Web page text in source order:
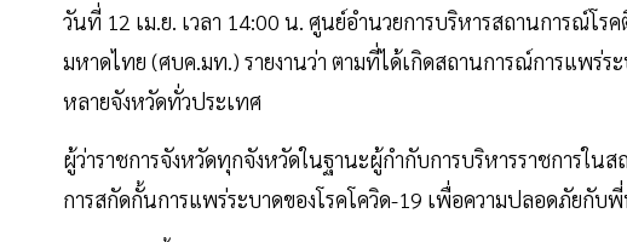
วันที่ 12 เม.ย. เวลา 14:00 น. ศูนย์อำนวยการบริหารสถานการณ์โร
มหาดไทย (ศบค.มท.) รายงานว่า ตามที่ได้เกิดสถานการณ์การแพร่ร
หลายจังหวัดทั่วประเทศ
ผู้ว่าราชการจังหวัดทุกจังหวัดในฐานะผู้กำกับการบริหารราชการใน
การสกัดกั้นการแพร่ระบาดของโรคโควิด-19 เพื่อความปลอดภัยกั